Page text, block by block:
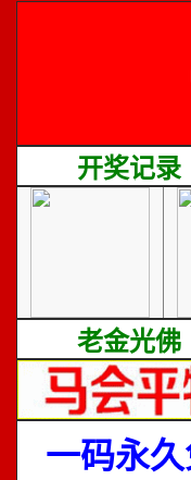
开奖记录
老金光佛
一码永